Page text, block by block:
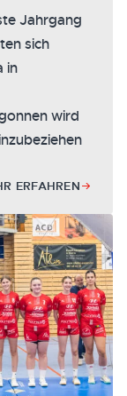
Jahrgang
sich
in
wird
ERFAHREN